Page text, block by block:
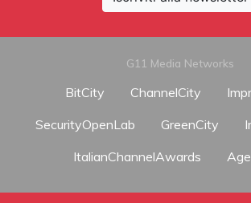
G11 Media Networks
BitCity ChannelCity
SecurityOpenLab
GreenCity
ItalianChannelAwards